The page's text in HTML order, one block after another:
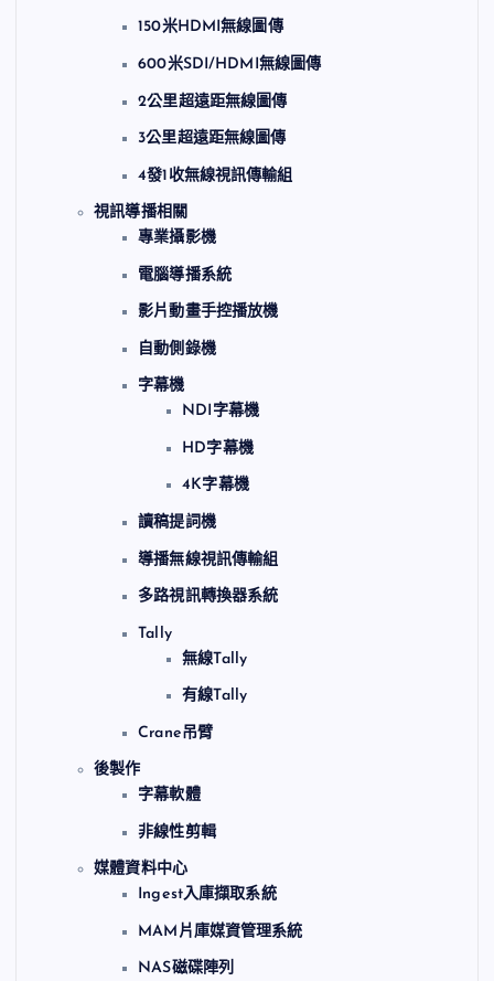
加入收藏
150米HDMI無線圖傳
600米SDI/HDMI無線圖傳
2公里超遠距無線圖傳
3公里超遠距無線圖傳
4發1收無線視訊傳輸組
視訊導播相關
專業攝影機
電腦導播系統
影片動畫手控播放機
自動側錄機
字幕機
NDI字幕機
HD字幕機
4K字幕機
讀稿提詞機
導播無線視訊傳輸組
多路視訊轉換器系統
Tally
無線Tally
有線Tally
Crane吊臂
後製作
字幕軟體
非線性剪輯
媒體資料中心
Ingest入庫擷取系統
MAM片庫媒資管理系統
NAS磁碟陣列